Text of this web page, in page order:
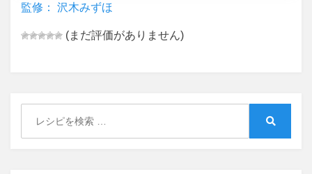
監修： 沢木みずほ
(まだ評価がありません)